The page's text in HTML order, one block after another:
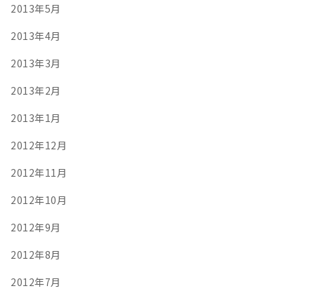
2013年5月
2013年4月
2013年3月
2013年2月
2013年1月
2012年12月
2012年11月
2012年10月
2012年9月
2012年8月
2012年7月